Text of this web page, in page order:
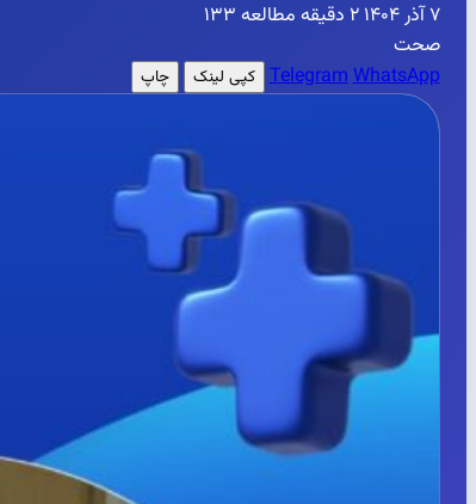
۷ آذر ۱۴۰۴ ۲ دقیقه مطالعه
۱۳۳
صحت
TelegramWhatsApp کپی لینک چاپ